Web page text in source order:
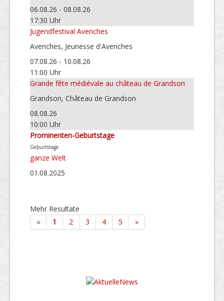
06.08.26 - 08.08.26
17:30 Uhr
Jugendfestival Avenches
Avenches, Jeunesse d'Avenches
07.08.26 - 10.08.26
11:00 Uhr
Grande fête médiévale au château de Grandson
Grandson, Château de Grandson
08.08.26
10:00 Uhr
Prominenten-Geburtstage
Geburtstage
ganze Welt
01.08.2025
Mehr Resultate
«
1 2 3 4 5 »